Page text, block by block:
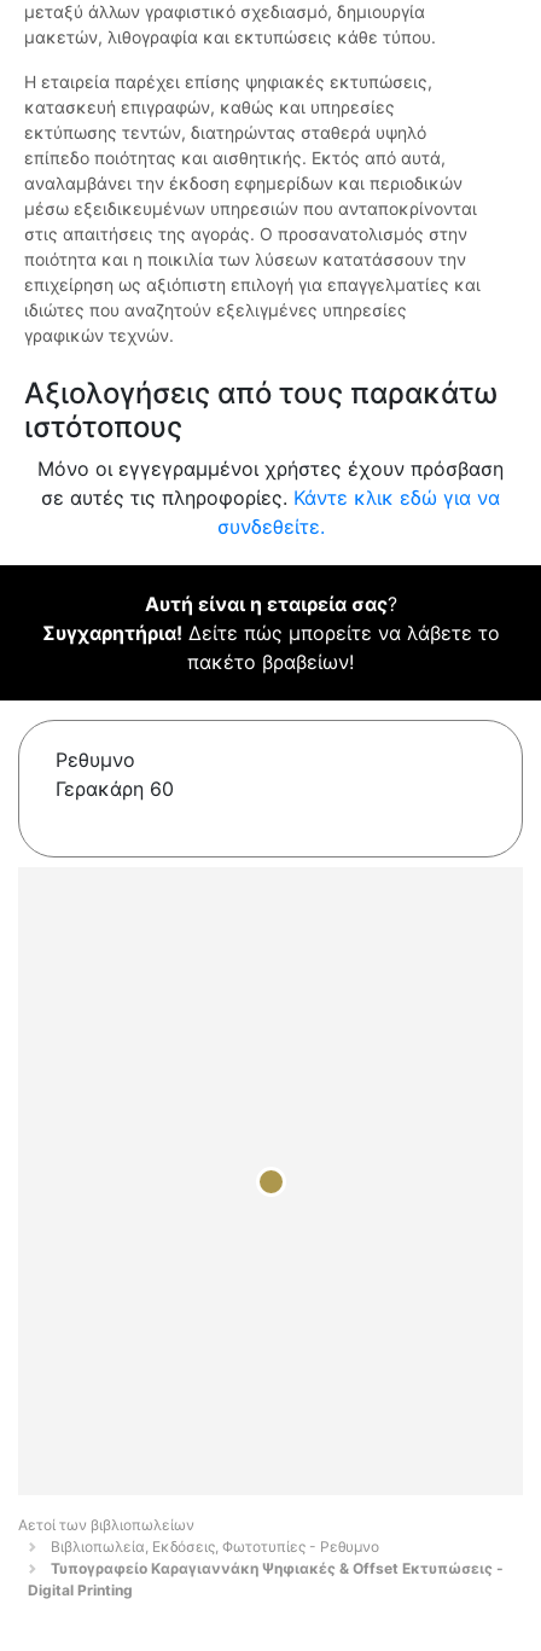
μεταξύ άλλων γραφιστικό σχεδιασμό, δημιουργία
μακετών, λιθογραφία και εκτυπώσεις κάθε τύπου.
Η εταιρεία παρέχει επίσης ψηφιακές εκτυπώσεις,
κατασκευή επιγραφών, καθώς και υπηρεσίες
εκτύπωσης τεντών, διατηρώντας σταθερά υψηλό
επίπεδο ποιότητας και αισθητικής. Εκτός από αυτά,
αναλαμβάνει την έκδοση εφημερίδων και περιοδικών
μέσω εξειδικευμένων υπηρεσιών που ανταποκρίνονται
στις απαιτήσεις της αγοράς. Ο προσανατολισμός στην
ποιότητα και η ποικιλία των λύσεων κατατάσσουν την
επιχείρηση ως αξιόπιστη επιλογή για επαγγελματίες και
ιδιώτες που αναζητούν εξελιγμένες υπηρεσίες
γραφικών τεχνών.
Αξιολογήσεις από τους παρακάτω
ιστότοπους
Μόνο οι εγγεγραμμένοι χρήστες έχουν πρόσβαση
σε αυτές τις πληροφορίες. Κάντε κλικ εδώ για να
συνδεθείτε.
Αυτή είναι η εταιρεία σας?
Συγχαρητήρια! Δείτε πώς μπορείτε να λάβετε το
πακέτο βραβείων!
Ρεθυμνο
Γερακάρη 60
Αετοί των βιβλιοπωλείων
Βιβλιοπωλεία, Εκδόσεις, Φωτοτυπίες - Ρεθυμνο
Τυπογραφείο Καραγιαννάκη Ψηφιακές & Offset Εκτυπώσεις -
Digital Printing